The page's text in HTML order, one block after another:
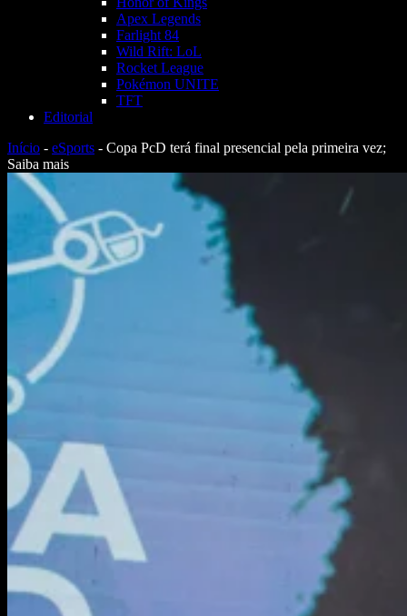
Apex Legends
Farlight 84
Wild Rift: LoL
Rocket League
Pokémon UNITE
TFT
Editorial
Início - eSports - Copa PcD terá final presencial pela primeira vez;
Saiba mais